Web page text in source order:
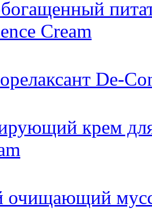
Cream
De-
крем
мусс